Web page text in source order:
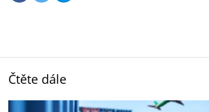
Čtěte dále